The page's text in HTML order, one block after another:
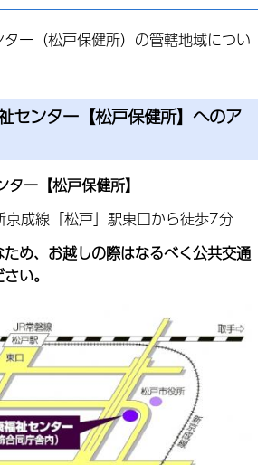
ー（松戸保健所）の管轄地域につい
センター【松戸保健所】へのア
ー【松戸保健所】
京成線「松戸」駅東口から徒歩7分
め、お越しの際はなるべく公共交通
い。